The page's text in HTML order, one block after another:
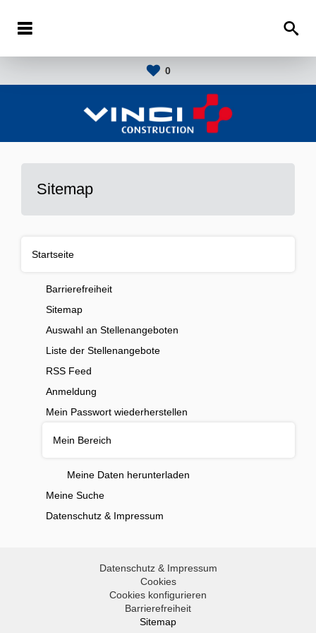
0
Sitemap
Startseite
Barrierefreiheit
Sitemap
Auswahl an Stellenangeboten
Liste der Stellenangebote
RSS Feed
Anmeldung
Mein Passwort wiederherstellen
Mein Bereich
Meine Daten herunterladen
Meine Suche
Datenschutz & Impressum
Datenschutz & Impressum
Cookies
Cookies konfigurieren
Barrierefreiheit
Sitemap